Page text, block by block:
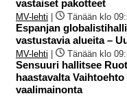
vastaiset pakotteet
MV-lehti | Tänään klo
Espanjan
vastustavia alueita –
MV-lehti | Tänään klo
Sensuuri hallitsee
haastavalta
vaalimainonta